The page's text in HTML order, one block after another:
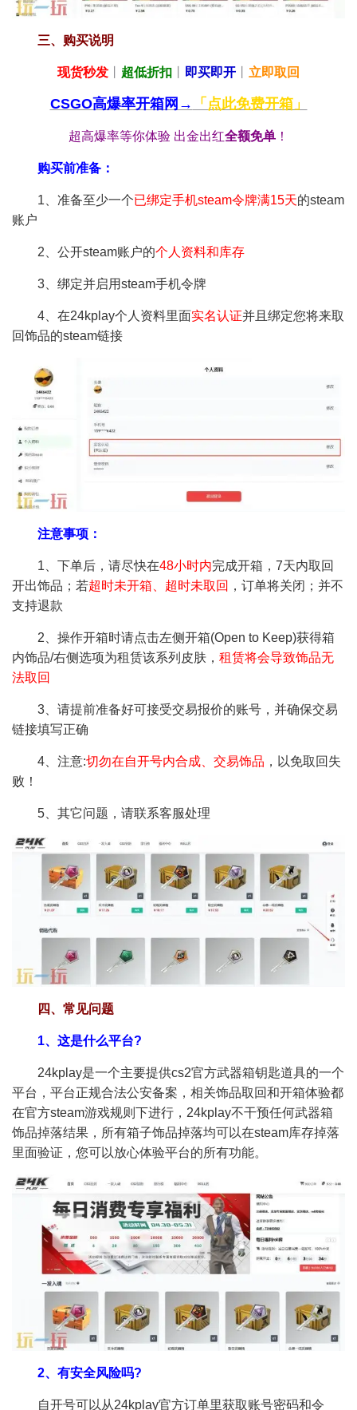
三、购买说明
现货秒发 超低折扣 即买即开 立即取回
CSGO高爆率开箱网→ 「点此免费开箱」
超高爆率等你体验 出金出红全额免单 ！
购买前准备：
1、准备至少一个已绑定手机steam令牌满15天的steam
账户
2、公开steam账户的个人资料和库存
3、绑定并启用steam手机令牌
4、在24kplay个人资料里面实名认证并且绑定您将来取
回饰品的steam链接
注意事项：
1、下单后，请尽快在48小时内完成开箱，7天内取回
开出饰品；若超时未开箱、超时未取回 ，订单将关闭；并不
支持退款
2、操作开箱时请点击左侧开箱(Open to Keep)获得箱
内饰品/右侧选项为租赁该系列皮肤， 租赁将会导致饰品无
法取回
3、请提前准备好可接受交易报价的账号，并确保交易
链接填写正确
4、注意:切勿在自开号内合成、交易饰品 ，以免取回失
败！
5、其它问题，请联系客服处理
四、常见问题
1、这是什么平台?
24kplay是一个主要提供cs2官方武器箱钥匙道具的一个
平台，平台正规合法公安备案，相关饰品取回和开箱体验都
在官方steam游戏规则下进行，24kplay不干预任何武器箱
饰品掉落结果，所有箱子饰品掉落均可以在steam库存掉落
里面验证，您可以放心体验平台的所有功能。
2、有安全风险吗?
自开号可以从24kplay官方订单里获取账号密码和令